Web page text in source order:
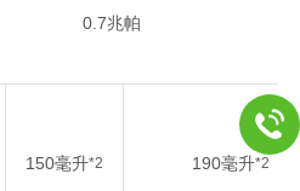
0.7兆帕
150毫升*2 190毫升*2